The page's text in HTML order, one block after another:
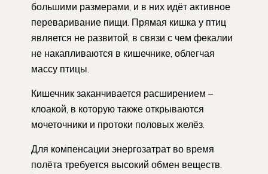
большими размерами, и в них идёт активное
переваривание пищи. Прямая кишка у птиц
является не развитой, в связи с чем фекалии
не накапливаются в кишечнике, облегчая
массу птицы.
Кишечник заканчивается расширением –
клоакой, в которую также открываются
мочеточники и протоки половых желёз.
Для компенсации энергозатрат во время
полёта требуется высокий обмен веществ.